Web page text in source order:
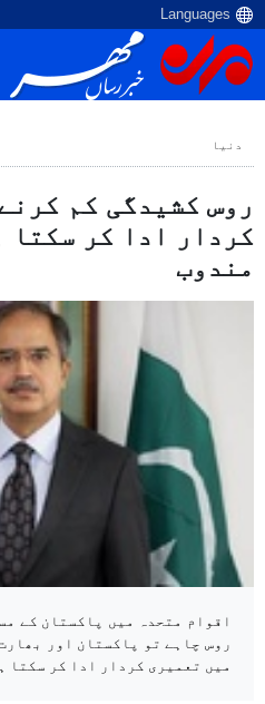
دنیا
روس کشیدگی کم
کردار ادا کر سکتا
مندوب
اقوام متحدہ میں پاکستان کے
روس چاہے تو پاکستان اور
میں تعمیری کردار ادا کر سکتا